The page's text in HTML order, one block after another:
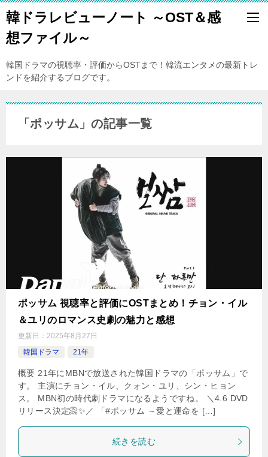
韓ドラレビューノート ～OST＆感
想ファイル～
韓国ドラマの視聴率・評価からOSTまで！韓流エンタメの最新トレ
ンドを紹介するブログです。
「ポッサム」の記事一覧
ポッサム 視聴率と評価にOSTまとめ！チョン・イル
＆ユリのロマンス史劇の魅力と感想
更新日： 2025年8月27日
韓国ドラマ
21年
概要 21年にMBNで放送された韓国ドラマの「ポッサム」で
す。 主演にチョン・イル、クォン・ユリ、シン・ヒョン
ス。 MBN初の時代劇ドラマになるようですね。 ＼4.6 DVD
リリース決定📀✨／ 「#ポッサム ～愛と運命を […]
続きを読む